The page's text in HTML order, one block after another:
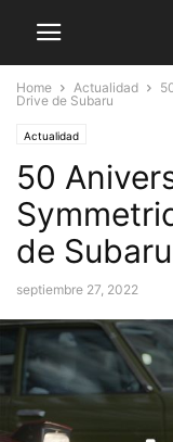
Home Actualidad
Drive de Subaru
Actualidad
50
de Subaru
septiembre 27, 2022